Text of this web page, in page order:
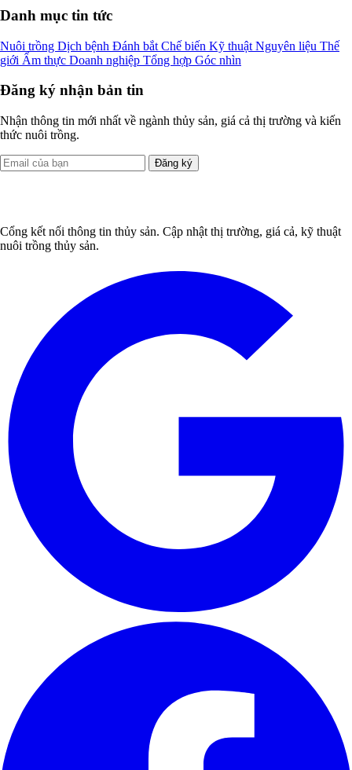
Danh mục tin tức
Nuôi trồng Dịch bệnh Đánh bắt Chế biến Kỹ thuật Nguyên liệu Thế
giới Ẩm thực Doanh nghiệp Tổng hợp Góc nhìn
Đăng ký nhận bản tin
Nhận thông tin mới nhất về ngành thủy sản, giá cả thị trường và kiến
thức nuôi trồng.
Đăng ký
Cổng kết nối thông tin thủy sản. Cập nhật thị trường, giá cả, kỹ thuật
nuôi trồng thủy sản.